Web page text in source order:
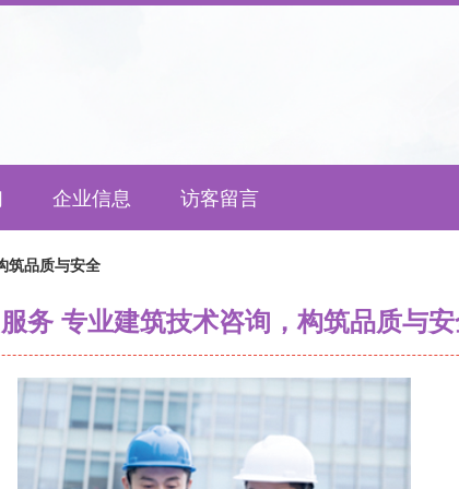
企业信息 访客留言
筑品质与安全
务 专业建筑技术咨询，构筑品质与